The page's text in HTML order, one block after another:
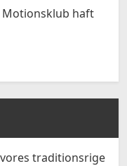
Motionsklub haft
traditionsrige